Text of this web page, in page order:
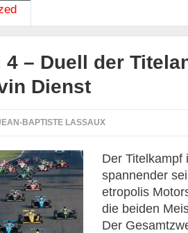
4 – Duell der
Dienst
BAPTISTE LASSAUX
Der Titelkampf
spannender
etropolis
die beiden
Der